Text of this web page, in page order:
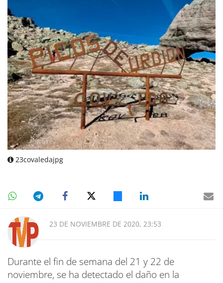
23covaledajpg
23 DE NOVIEMBRE DE 2020, 23:53
Durante el fin de semana del 21 y 22 de
noviembre, se ha detectado el daño en la